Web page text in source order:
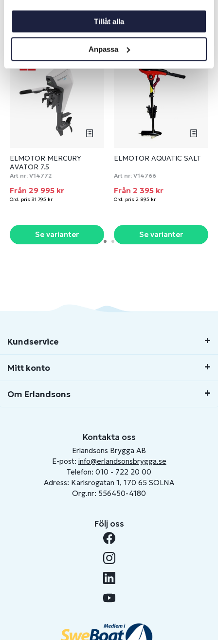
Tillåt alla
Anpassa
Liknande produkter
-6%
ELMOTOR MERCURY
AVATOR 7.5
Art nr: V14772
Från 29 995 kr
Ord. pris 31 795 kr
Se varianter
-17%
ELMOTOR AQUATIC SALT
Art nr: V14766
Från 2 395 kr
Ord. pris 2 895 kr
Se varianter
Kundservice
Mitt konto
Om Erlandsons
Kontakta oss
Erlandsons Brygga AB
E-post: info@erlandsonsbrygga.se
Telefon: 010 - 722 20 00
Adress: Karlsrogatan 1, 170 65 SOLNA
Org.nr: 556450-4180
Följ oss